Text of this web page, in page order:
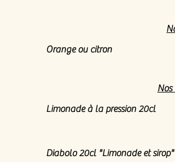
Orange ou citron
Nos
Limonade à la pression 20cl
Diabolo 20cl "Limonade et sirop"